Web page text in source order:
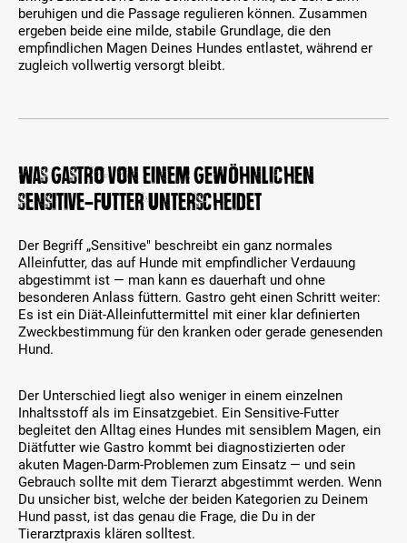
beruhigen und die Passage regulieren können. Zusammen
ergeben beide eine milde, stabile Grundlage, die den
empfindlichen Magen Deines Hundes entlastet, während er
zugleich vollwertig versorgt bleibt.
Was Gastro von einem gewöhnlichen
Sensitive-Futter unterscheidet
Der Begriff „Sensitive" beschreibt ein ganz normales
Alleinfutter, das auf Hunde mit empfindlicher Verdauung
abgestimmt ist — man kann es dauerhaft und ohne
besonderen Anlass füttern. Gastro geht einen Schritt weiter:
Es ist ein Diät-Alleinfuttermittel mit einer klar definierten
Zweckbestimmung für den kranken oder gerade genesenden
Hund.
Der Unterschied liegt also weniger in einem einzelnen
Inhaltsstoff als im Einsatzgebiet. Ein Sensitive-Futter
begleitet den Alltag eines Hundes mit sensiblem Magen, ein
Diätfutter wie Gastro kommt bei diagnostizierten oder
akuten Magen-Darm-Problemen zum Einsatz — und sein
Gebrauch sollte mit dem Tierarzt abgestimmt werden. Wenn
Du unsicher bist, welche der beiden Kategorien zu Deinem
Hund passt, ist das genau die Frage, die Du in der
Tierarztpraxis klären solltest.